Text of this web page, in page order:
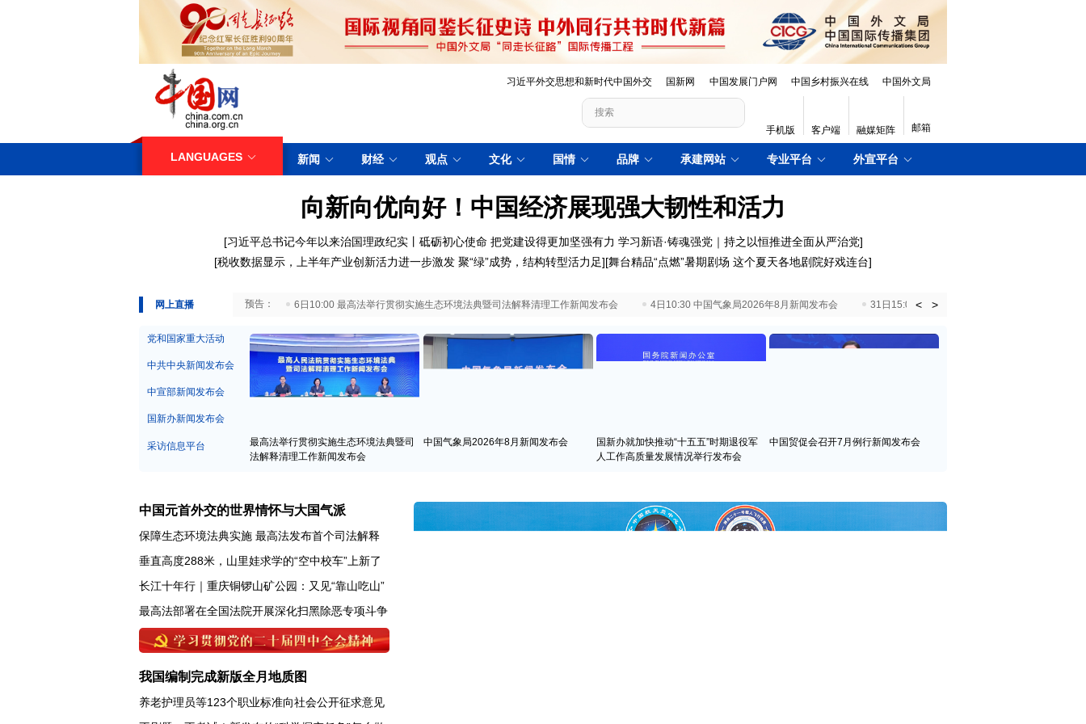
习近平外交思想和新时代中国外交 国新网 中国发展门户网 中国乡村振兴在线 中国外文局
手机版 客户端 融媒矩阵 邮箱
LANGUAGES 新闻 财经 观点 文化 国情 品牌 承建网站 专业平台 外宣平台
向新向优向好！中国经济展现强大韧性和活力
[习近平总书记今年以来治国理政纪实丨砥砺初心使命 把党建设得更加坚强有力 学习新语·铸魂强党｜持之以恒推进全面从严治党]
[税收数据显示，上半年产业创新活力进一步激发 聚“绿”成势，结构转型活力足][舞台精品“点燃”暑期剧场 这个夏天各地剧院好戏连台]
网上直播
29日10:00 国务院台湾事务办公室7月29日举行新闻发布会 6日10:00 最高法举行贯彻实施生态环境法典暨司法解释清理工作新闻发布会 4日10:30 中国气象局2026年8月新闻发布会 31日15:00 国新办就加快推动“十五五”时期退役
< >
党和国家重大活动
中共中央新闻发布会
中宣部新闻发布会
国新办新闻发布会
采访信息平台
最高法举行贯彻实施生态环境法典暨司
法解释清理工作新闻发布会
中国气象局2026年8月新闻发布会
国新办就加快推动“十五五”时期退役军
人工作高质量发展情况举行发布会
中国贸促会召开7月例行新闻发布会
中国元首外交的世界情怀与大国气派
保障生态环境法典实施 最高法发布首个司法解释
垂直高度288米，山里娃求学的“空中校车”上新了
长江十年行｜重庆铜锣山矿公园：又见“靠山吃山”
我国编制完成新版全月地质图
养老护理员等123个职业标准向社会公开征求意见
不刷题、不考试！新发布的“科学探究任务”怎么做